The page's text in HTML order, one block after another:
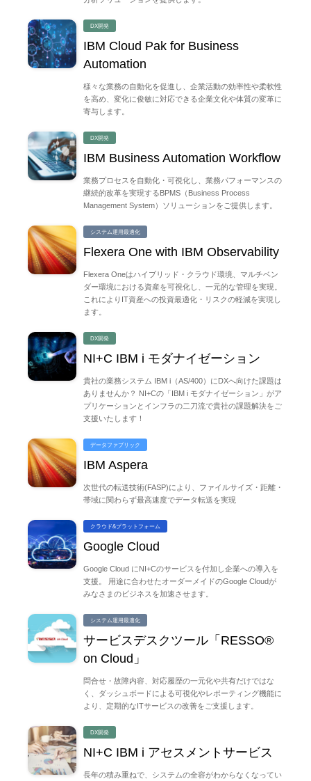
DX開発
IBM Cloud Pak for Business
Automation
様々な業務の自動化を促進し、企業活動の効率性や柔軟性
を高め、変化に俊敏に対応できる企業文化や体質の変革に
寄与します。
DX開発
IBM Business Automation Workflow
業務プロセスを自動化・可視化し、業務パフォーマンスの
継続的改革を実現するBPMS（Business Process
Management System）ソリューションをご提供します。
システム運用最適化
Flexera One with IBM Observability
Flexera Oneはハイブリッド・クラウド環境、マルチベン
ダー環境における資産を可視化し、一元的な管理を実現。
これによりIT資産への投資最適化・リスクの軽減を実現し
ます。
DX開発
NI+C IBM i モダナイゼーション
貴社の業務システム IBM i（AS/400）にDXへ向けた課題は
ありませんか？ NI+Cの「IBM i モダナイゼーション」がア
プリケーションとインフラの二刀流で貴社の課題解決をご
支援いたします！
データファブリック
IBM Aspera
次世代の転送技術(FASP)により、ファイルサイズ・距離・
帯域に関わらず最高速度でデータ転送を実現
クラウド&プラットフォーム
Google Cloud
Google Cloud にNI+Cのサービスを付加し企業への導入を
支援。 用途に合わせたオーダーメイドのGoogle Cloudが
みなさまのビジネスを加速させます。
システム運用最適化
サービスデスクツール「RESSO®
on Cloud」
問合せ・故障内容、対応履歴の一元化や共有だけではな
く、ダッシュボードによる可視化やレポーティング機能に
より、定期的なITサービスの改善をご支援します。
DX開発
NI+C IBM i アセスメントサービス
長年の積み重ねで、システムの全容がわからなくなってい